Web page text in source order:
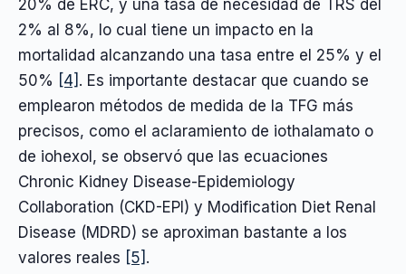
20% de ERC, y una tasa de necesidad de TRS del
2% al 8%, lo cual tiene un impacto en la
mortalidad alcanzando una tasa entre el 25% y el
50% [4] . Es importante destacar que cuando se
emplearon métodos de medida de la TFG más
precisos, como el aclaramiento de iothalamato o
de iohexol, se observó que las ecuaciones
Chronic Kidney Disease-Epidemiology
Collaboration (CKD-EPI) y Modification Diet Renal
Disease (MDRD) se aproximan bastante a los
valores reales [5] .